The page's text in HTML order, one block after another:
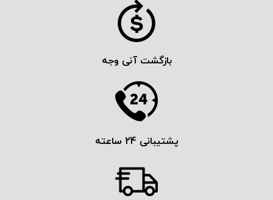
بازگشت آنی وجه
پشتیبانی 24 ساعته